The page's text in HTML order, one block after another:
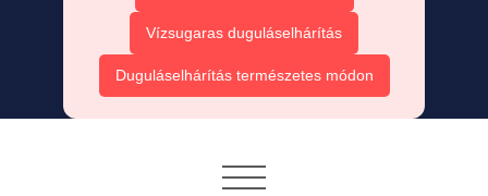
Vízsugaras duguláselhárítás
Duguláselhárítás természetes módon